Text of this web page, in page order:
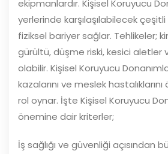
ekipmanlardır. Kişisel Koruyucu
yerlerinde karşılaşılabilecek
fiziksel bariyer sağlar. Tehlikeler;
gürültü, düşme riski, kesici aletler
olabilir. Kişisel Koruyucu
kazalarını ve meslek
rol oynar. İşte Kişisel Koruyucu
önemine dair kriterler;
İş sağlığı ve güvenliği açısından